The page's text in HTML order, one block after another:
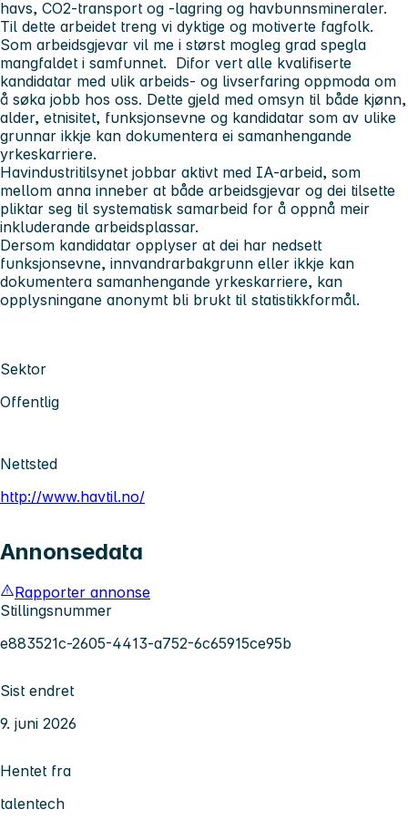
havs, CO2-transport og -lagring og havbunnsmineraler.
Til dette arbeidet treng vi dyktige og motiverte fagfolk.
Som arbeidsgjevar vil me i størst mogleg grad spegla
mangfaldet i samfunnet. Difor vert alle kvalifiserte
kandidatar med ulik arbeids- og livserfaring oppmoda om
å søka jobb hos oss. Dette gjeld med omsyn til både kjønn,
alder, etnisitet, funksjonsevne og kandidatar som av ulike
grunnar ikkje kan dokumentera ei samanhengande
yrkeskarriere.
Havindustritilsynet jobbar aktivt med IA-arbeid, som
mellom anna inneber at både arbeidsgjevar og dei tilsette
pliktar seg til systematisk samarbeid for å oppnå meir
inkluderande arbeidsplassar.
Dersom kandidatar opplyser at dei har nedsett
funksjonsevne, innvandrarbakgrunn eller ikkje kan
dokumentera samanhengande yrkeskarriere, kan
opplysningane anonymt bli brukt til statistikkformål.
Sektor
Offentlig
Nettsted
http://www.havtil.no/
Annonsedata
Rapporter annonse
Stillingsnummer
e883521c-2605-4413-a752-6c65915ce95b
Sist endret
9. juni 2026
Hentet fra
talentech